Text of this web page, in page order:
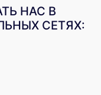
НАС В
СЕТЯХ: